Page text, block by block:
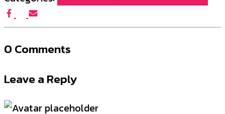
0 Comments
Leave a Reply